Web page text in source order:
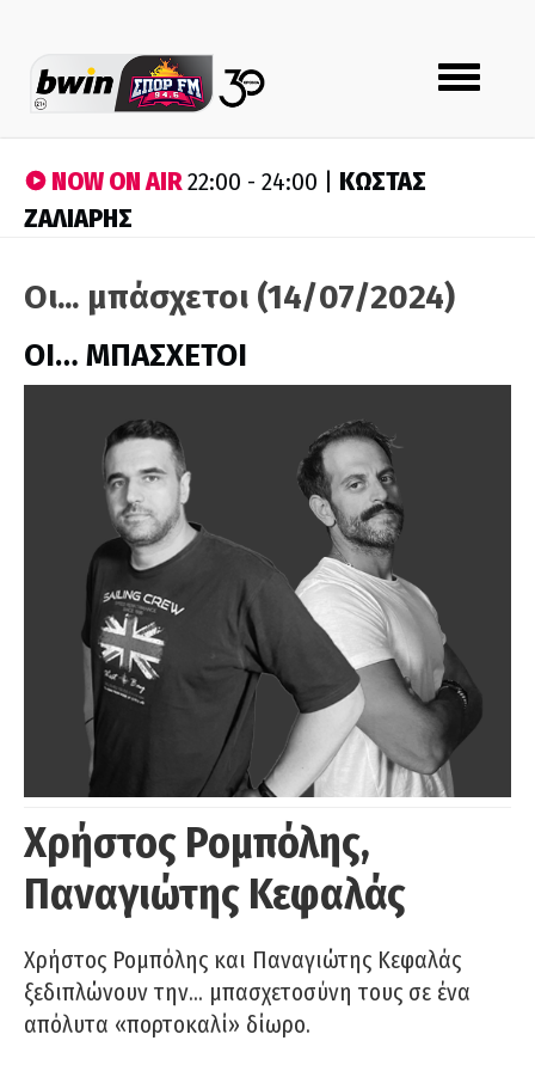
Toggle
navigation
NOW ON AIR22:00 - 24:00 | ΚΩΣΤΑΣ
ΖΑΛΙΑΡΗΣ
Οι... μπάσχετοι (14/07/2024)
ΟΙ… ΜΠΑΣΧΕΤΟΙ
Χρήστος Ρομπόλης,
Παναγιώτης Κεφαλάς
Χρήστος Ρομπόλης και Παναγιώτης Κεφαλάς
ξεδιπλώνουν την… μπασχετοσύνη τους σε ένα
απόλυτα «πορτοκαλί» δίωρο.